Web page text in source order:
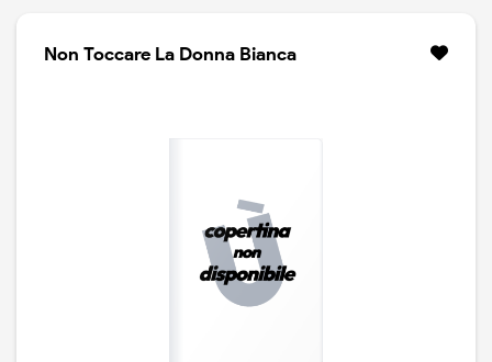
Non Toccare La Donna Bianca